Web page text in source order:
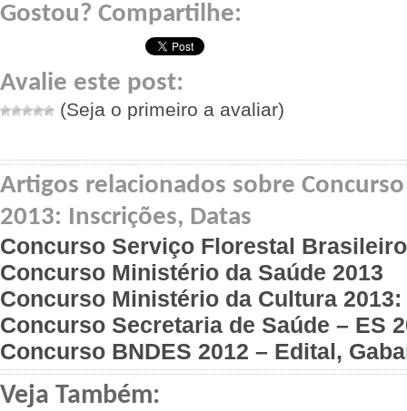
Gostou? Compartilhe:
Avalie este post:
(Seja o primeiro a avaliar)
Artigos relacionados sobre
2013: Inscrições, Datas
Concurso Serviço Florestal
Concurso Ministério da Saúde 2013
Concurso Ministério da Cultura
Concurso Secretaria de Saúde – ES
Concurso BNDES 2012 – Edital,
Veja Também: